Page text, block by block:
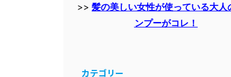
>> 髪の美しい女性が使っている大人
ンプーがコレ！
カテゴリー